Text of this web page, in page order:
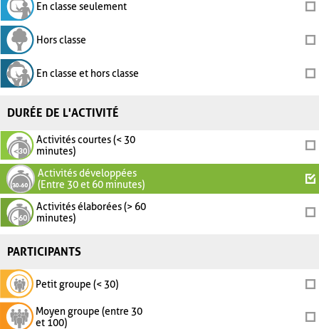
En classe seulement
Hors classe
En classe et hors classe
DURÉE DE L'ACTIVITÉ
Activités courtes (< 30
minutes)
Activités développées
(Entre 30 et 60 minutes)
Activités élaborées (> 60
minutes)
PARTICIPANTS
Petit groupe (< 30)
Moyen groupe (entre 30
et 100)